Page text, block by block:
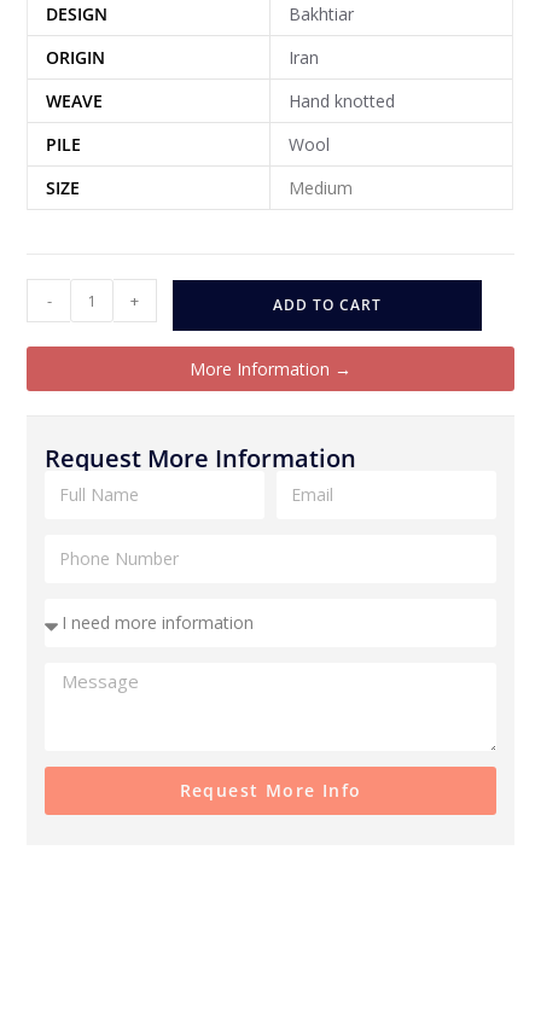
DESIGN
Bakhtiar
ORIGIN
Iran
WEAVE
Hand knotted
PILE
Wool
SIZE
Medium
- + ADD TO CART
More Information →
Request More Information
Request More Info